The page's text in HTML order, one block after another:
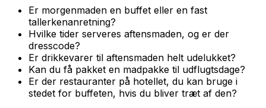
Er morgenmaden en buffet eller en fast
tallerkenanretning?
Hvilke tider serveres aftensmaden, og er der
dresscode?
Er drikkevarer til aftensmaden helt udelukket?
Kan du få pakket en madpakke til udflugtsdage?
Er der restauranter på hotellet, du kan bruge i
stedet for buffeten, hvis du bliver træt af den?